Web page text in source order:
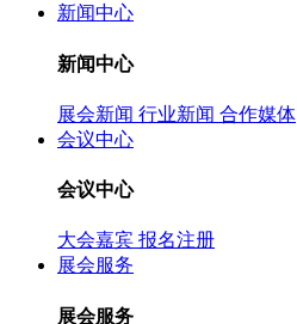
新闻中心
新闻中心
展会新闻 行业新闻 合作媒体
会议中心
会议中心
大会嘉宾 报名注册
展会服务
展会服务